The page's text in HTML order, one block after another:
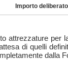
Importo
attrezzature per
di quelli
dalla